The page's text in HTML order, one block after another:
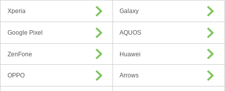
Xperia Galaxy
Google Pixel AQUOS
ZenFone Huawei
OPPO Arrows